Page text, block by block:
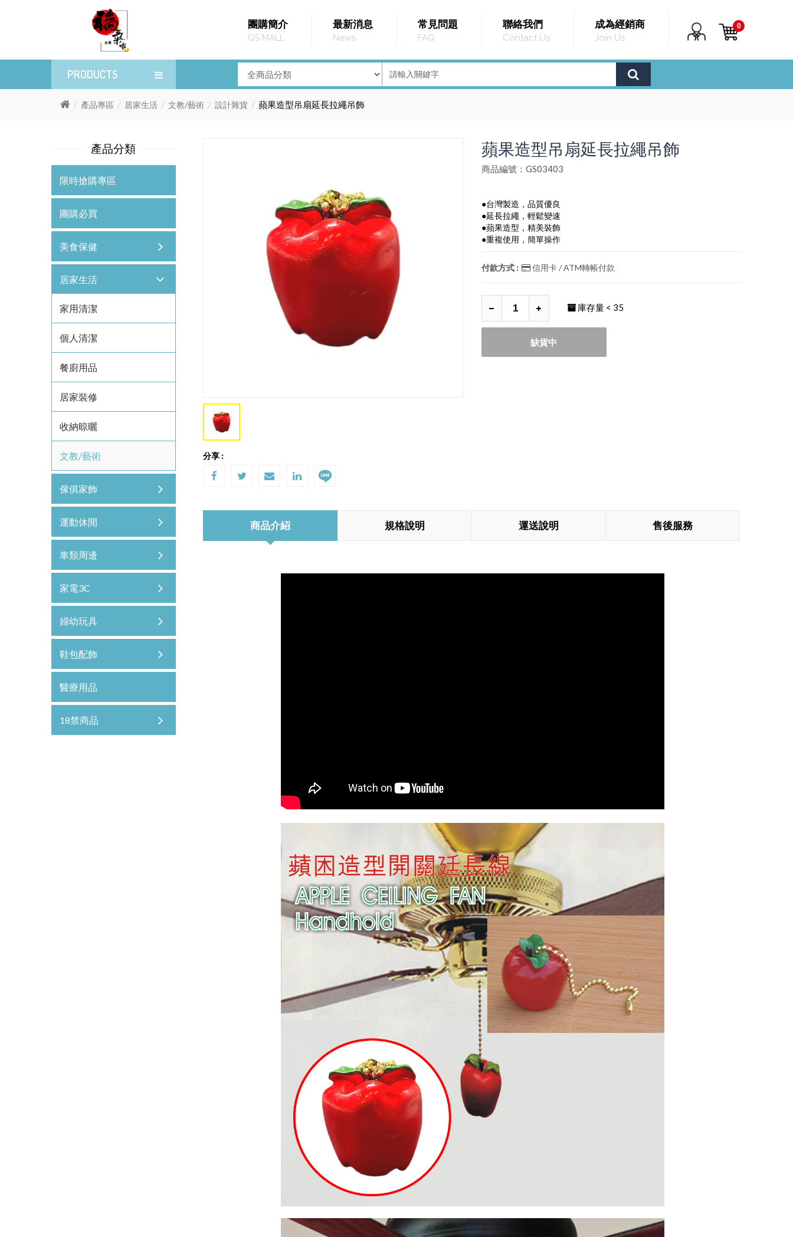
0
團購簡介
GS MALL
最新消息
News
常見問題
FAQ
聯絡我們
Contact Us
成為經銷商
Join Us
PRODUCTS
產品專區 居家生活 文教/藝術 設計雜貨 蘋果造型吊扇延長拉繩吊飾
分享 :
蘋果造型吊扇延長拉繩吊飾
商品編號：GS03403
●台灣製造，品質優良
●延長拉繩，輕鬆變速
●蘋果造型，精美裝飾
●重複使用，簡單操作
付款方式 : 信用卡 / ATM轉帳付款
庫存量 < 35
缺貨中
商品介紹 規格說明 運送說明 售後服務
產品分類
限時搶購專區
團購必買
美食保健
居家生活
家用清潔
個人清潔
餐廚用品
居家裝修
收納晾曬
文教/藝術
傢俱家飾
運動休閒
車類周邊
家電3C
婦幼玩具
鞋包配飾
醫療用品
18禁商品